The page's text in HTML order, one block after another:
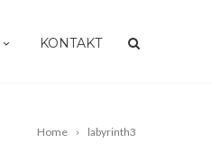
KONTAKT
Home labyrinth3